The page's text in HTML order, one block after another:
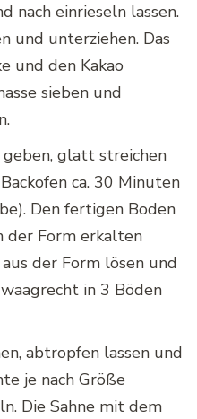
nach einrieseln lassen.
und unterziehen. Das
und den Kakao
sieben und
glatt streichen
ca. 30 Minuten
Den fertigen Boden
der Form erkalten
der Form lösen und
in 3 Böden
abtropfen lassen und
je nach Größe
Die Sahne mit dem